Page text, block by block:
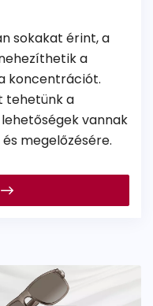
sokakat érint, a
a
koncentrációt.
tehetünk a
vannak
megelőzésére.